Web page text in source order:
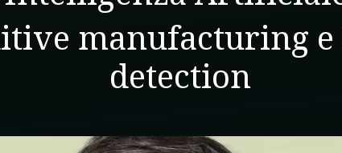
manufacturing
detection​